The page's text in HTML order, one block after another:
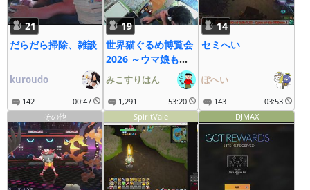
21
だらだら掃除、雑談
kuroudo
142 00:47
19
世界猫ぐるめ博覧会
2026 ～ウマ娘も大
疾走にゃ～
みこすりはん
1,291 53:20
14
セミへい
ぽへい
143
03:53
その他
SpiritVale DJMAX